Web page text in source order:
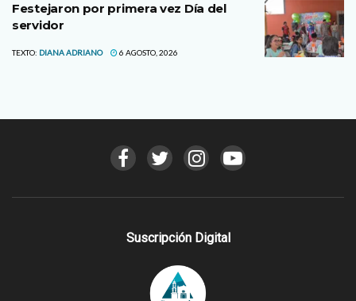
Festejaron por primera vez Día del
servidor
TEXTO: DIANA ADRIANO 6 AGOSTO, 2026
Suscripción Digital